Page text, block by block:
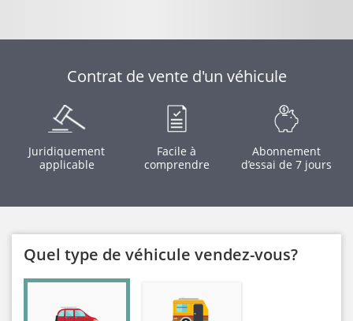
Contrat de vente d'un véhicule
Juridiquement
applicable
Facile à
comprendre
Abonnement
d’essai de 7 jours
Quel type de véhicule vendez-vous?